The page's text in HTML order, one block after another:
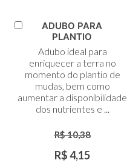
Adicionar
Carrinho
ADUBO PARA
PLANTIO
Adubo ideal para
enriquecer a terra no
momento do plantio de
mudas, bem como
aumentar a disponibilidade
dos nutrientes e ...
R$ 10,38
R$ 4,15